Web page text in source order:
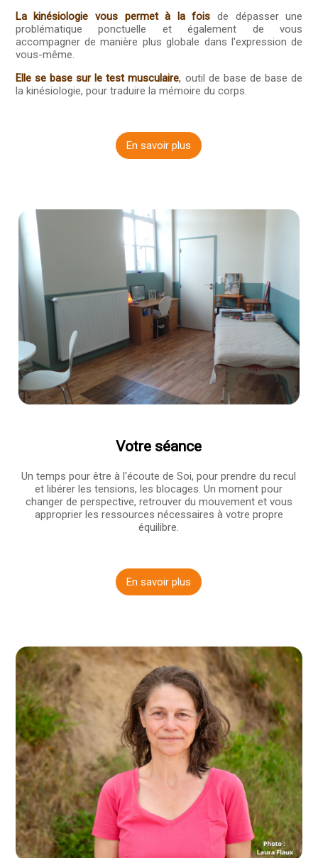
La kinésiologie vous permet à la fois de dépasser une
problématique ponctuelle et également de vous
accompagner de manière plus globale dans l'expression de
vous-même.
Elle se base sur le test musculaire, outil de base de base de
la kinésiologie, pour traduire la mémoire du corps.
En savoir plus
Votre séance
Un temps pour être à l'écoute de Soi, pour prendre du recul
et libérer les tensions, les blocages. Un moment pour
changer de perspective, retrouver du mouvement et vous
approprier les ressources nécessaires à votre propre
équilibre.
En savoir plus